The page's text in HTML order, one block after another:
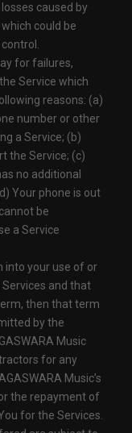
caused by
could be
for failures,
Service which
reasons: (a)
number or other
a Service; (b)
the Service; (c)
no additional
Your phone is out
be
a Service
into your use of or
and that
then that term
by the
Music
for any
Music’s
the repayment of
for the Services.